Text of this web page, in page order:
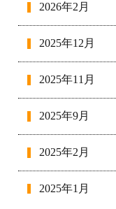
2026年2月
2025年12月
2025年11月
2025年9月
2025年2月
2025年1月